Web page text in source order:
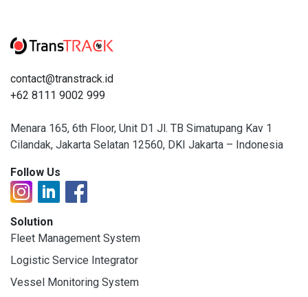
contact@transtrack.id
+62 8111 9002 999
Menara 165, 6th Floor, Unit D1 Jl. TB Simatupang Kav 1
Cilandak, Jakarta Selatan 12560, DKI Jakarta – Indonesia
Follow Us
Solution
Fleet Management System
Logistic Service Integrator
Vessel Monitoring System